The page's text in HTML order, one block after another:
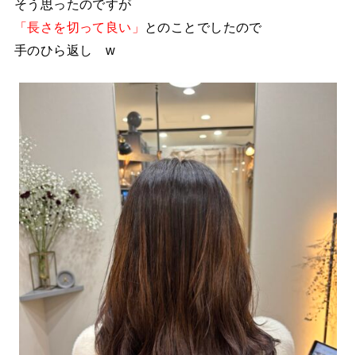
そう思ったのですが
「長さを切って良い」
とのことでしたので
手のひら返し w